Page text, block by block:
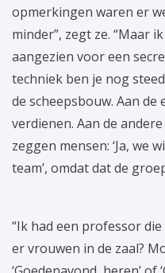
opmerkingen waren er
minder”, zegt ze. “Maar
aangezien voor een
techniek ben je nog
de scheepsbouw. Aan
verdienen. Aan de
zeggen mensen: ‘Ja, we
team’, omdat dat de
“Ik had een professor
er vrouwen in de zaal?